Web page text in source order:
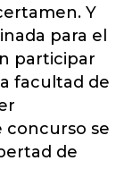
Y
para el
participar
facultad de
concurso se
de